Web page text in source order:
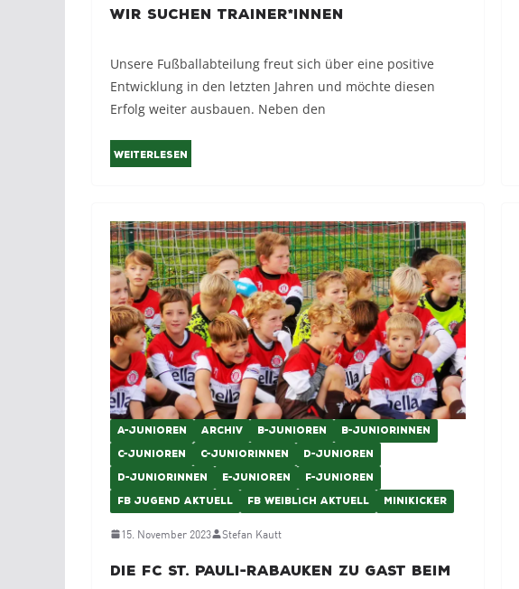
Wir suchen Trainer*innen
Unsere Fußballabteilung freut sich über eine positive
Entwicklung in den letzten Jahren und möchte diesen
Erfolg weiter ausbauen. Neben den
Weiterlesen
A-JUNIOREN ARCHIV B-JUNIOREN B-JUNIORINNEN
C-JUNIOREN C-JUNIORINNEN D-JUNIOREN
D-JUNIORINNEN E-JUNIOREN F-JUNIOREN
FB JUGEND AKTUELL FB WEIBLICH AKTUELL MINIKICKER
15. November 2023 Stefan Kautt
Die FC St. Pauli-Rabauken zu Gast beim